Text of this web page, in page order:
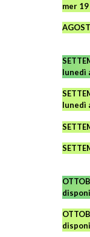
mer 19
lunedì
lunedì